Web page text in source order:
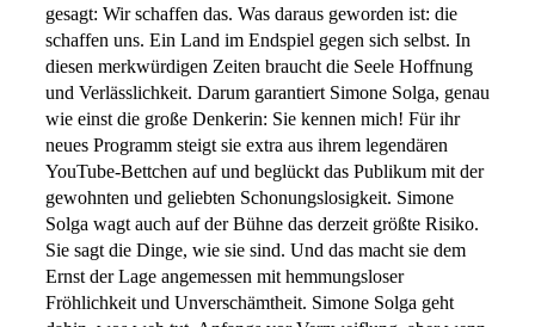
gesagt: Wir schaffen das. Was daraus geworden ist: die
schaffen uns. Ein Land im Endspiel gegen sich selbst. In
diesen merkwürdigen Zeiten braucht die Seele Hoffnung
und Verlässlichkeit. Darum garantiert Simone Solga, genau
wie einst die große Denkerin: Sie kennen mich! Für ihr
neues Programm steigt sie extra aus ihrem legendären
YouTube-Bettchen auf und beglückt das Publikum mit der
gewohnten und geliebten Schonungslosigkeit. Simone
Solga wagt auch auf der Bühne das derzeit größte Risiko.
Sie sagt die Dinge, wie sie sind. Und das macht sie dem
Ernst der Lage angemessen mit hemmungsloser
Fröhlichkeit und Unverschämtheit. Simone Solga geht